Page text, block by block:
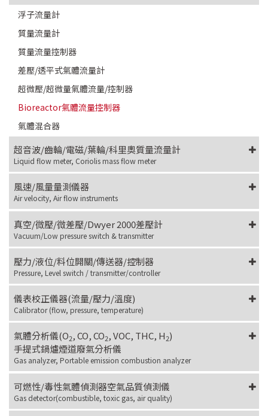
浮子流量計
質量流量計
質量流量控制器
差壓/透平式氣體流量計
超微壓/超微量氣體流量/控制器
Bioreactor氣體流量控制器
氣體混合器
超音波/齒輪/電磁/葉輪/科里奧質量流量計
Liquid flow meter, Coriolis mass flow meter
風速/風量量測儀器
Air velocity, Air flow instruments
真空/微壓/微差壓/Dwyer 2000差壓計
Vacuum/Low pressure switch & transmitter
壓力/液位/料位開關/傳送器/控制器
Pressure, Level switch / transmitter/controller
儀表校正儀器(流量/壓力/溫度)
Calibrator (flow, pressure, temperature)
氣體分析儀(O2, CO, CO2, VOC, THC, H2)
手提式鍋爐煙道廢氣分析儀
Gas analyzer, Portable emission combustion analyzer
可燃性/毒性氣體偵測器空氣品質偵測儀
Gas detector(combustible, toxic gas, air quality)